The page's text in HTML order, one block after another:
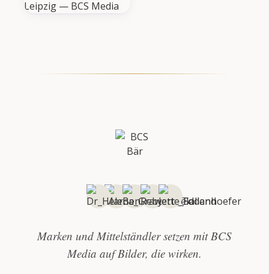
Marken und Mittelständler setzen mit BCS
Media auf Bilder, die wirken.